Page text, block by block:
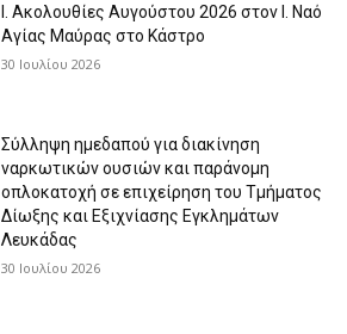
Ι. Ακολουθίες Αυγούστου 2026 στον Ι. Ναό
Αγίας Μαύρας στο Κάστρο
30 Ιουλίου 2026
Σύλληψη ημεδαπού για διακίνηση
ναρκωτικών ουσιών και παράνομη
οπλοκατοχή σε επιχείρηση του Τμήματος
Δίωξης και Εξιχνίασης Εγκλημάτων
Λευκάδας
30 Ιουλίου 2026